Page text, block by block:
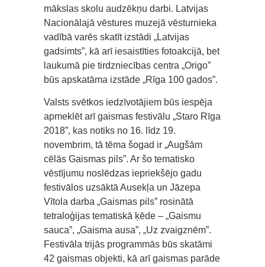
mākslas skolu audzēkņu darbi. Latvijas
Nacionālajā vēstures muzejā vēsturnieka
vadībā varēs skatīt izstādi „Latvijas
gadsimts”, kā arī iesaistīties fotoakcijā, bet
laukumā pie tirdzniecības centra „Origo”
būs apskatāma izstāde „Rīga 100 gados”.
Valsts svētkos iedzīvotājiem būs iespēja
apmeklēt arī gaismas festivālu „Staro Rīga
2018”, kas notiks no 16. līdz 19.
novembrim, tā tēma šogad ir „Augšām
cēlās Gaismas pils”. Ar šo tematisko
vēstījumu noslēdzas iepriekšējo gadu
festivālos uzsāktā Ausekļa un Jāzepa
Vītola darba „Gaismas pils” rosinātā
tetraloģijas tematiskā ķēde – „Gaismu
sauca”, „Gaisma ausa”, „Uz zvaigznēm”.
Festivāla trijās programmās būs skatāmi
42 gaismas objekti, kā arī gaismas parāde